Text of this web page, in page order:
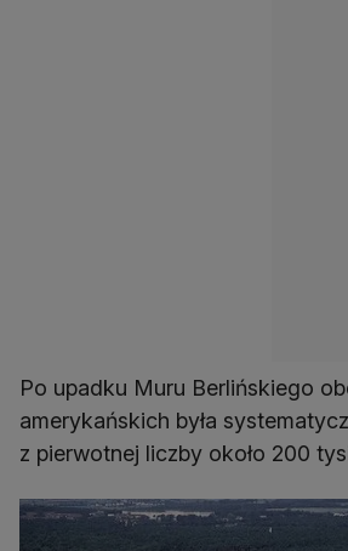
Po upadku Muru Berlińskiego
amerykańskich była
z pierwotnej liczby około 200